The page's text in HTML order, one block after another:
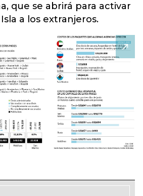
que se abrirá para activar
a los extranjeros.